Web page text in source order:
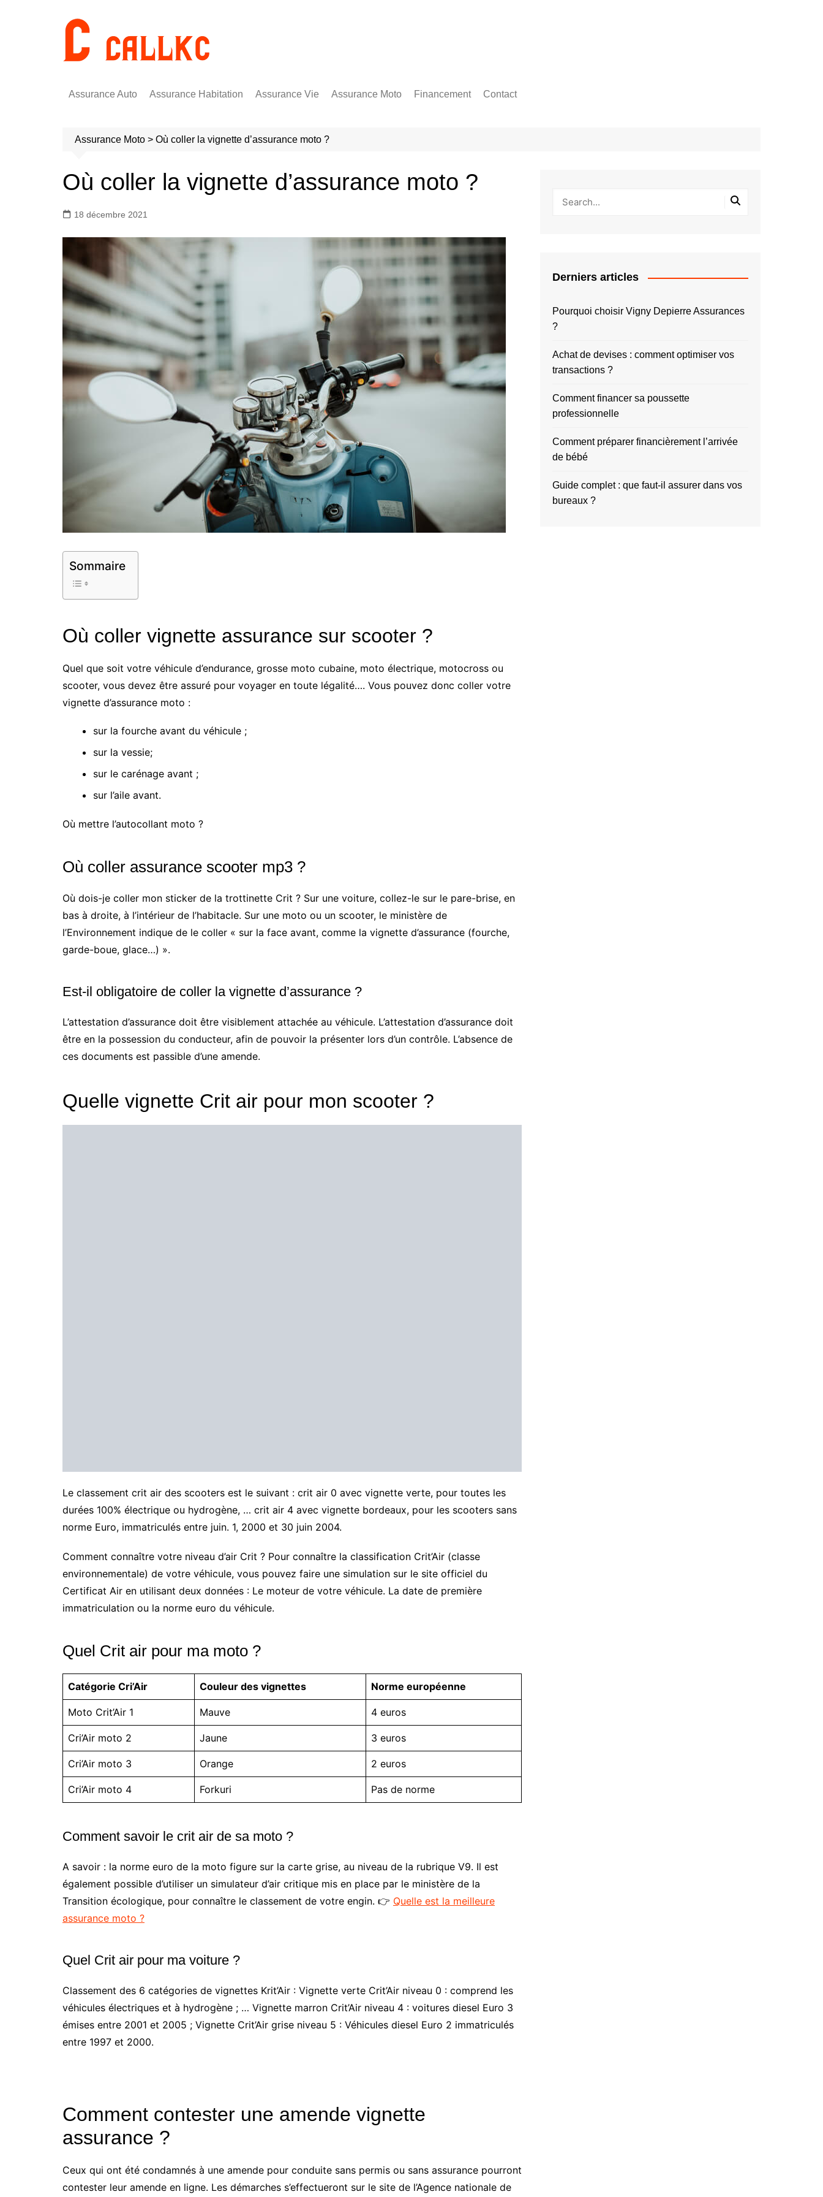
Assurance Auto Assurance Habitation Assurance Vie Assurance Moto Financement Contact
Assurance Moto > Où coller la vignette d’assurance moto ?
Où coller la vignette d’assurance moto ?
18 décembre 2021
Sommaire
Où coller vignette assurance sur scooter ?
Quel que soit votre véhicule d’endurance, grosse moto cubaine, moto électrique, motocross ou
scooter, vous devez être assuré pour voyager en toute légalité…. Vous pouvez donc coller votre
vignette d’assurance moto :
sur la fourche avant du véhicule ;
sur la vessie;
sur le carénage avant ;
sur l’aile avant.
Où mettre l’autocollant moto ?
Où coller assurance scooter mp3 ?
Où dois-je coller mon sticker de la trottinette Crit ? Sur une voiture, collez-le sur le pare-brise, en
bas à droite, à l’intérieur de l’habitacle. Sur une moto ou un scooter, le ministère de
l’Environnement indique de le coller « sur la face avant, comme la vignette d’assurance (fourche,
garde-boue, glace…) ».
Est-il obligatoire de coller la vignette d’assurance ?
L’attestation d’assurance doit être visiblement attachée au véhicule. L’attestation d’assurance doit
être en la possession du conducteur, afin de pouvoir la présenter lors d’un contrôle. L’absence de
ces documents est passible d’une amende.
Quelle vignette Crit air pour mon scooter ?
Le classement crit air des scooters est le suivant : crit air 0 avec vignette verte, pour toutes les
durées 100% électrique ou hydrogène, … crit air 4 avec vignette bordeaux, pour les scooters sans
norme Euro, immatriculés entre juin. 1, 2000 et 30 juin 2004.
Comment connaître votre niveau d’air Crit ? Pour connaître la classification Crit’Air (classe
environnementale) de votre véhicule, vous pouvez faire une simulation sur le site officiel du
Certificat Air en utilisant deux données : Le moteur de votre véhicule. La date de première
immatriculation ou la norme euro du véhicule.
Quel Crit air pour ma moto ?
Catégorie Cri’Air Couleur des vignettes Norme européenne
Moto Crit’Air 1 Mauve 4 euros
Cri’Air moto 2 Jaune 3 euros
Cri’Air moto 3 Orange 2 euros
Cri’Air moto 4 Forkuri Pas de norme
Comment savoir le crit air de sa moto ?
A savoir : la norme euro de la moto figure sur la carte grise, au niveau de la rubrique V9. Il est
également possible d’utiliser un simulateur d’air critique mis en place par le ministère de la
Transition écologique, pour connaître le classement de votre engin. 👉 Quelle est la meilleure
assurance moto ?
Quel Crit air pour ma voiture ?
Classement des 6 catégories de vignettes Krit’Air : Vignette verte Crit’Air niveau 0 : comprend les
véhicules électriques et à hydrogène ; … Vignette marron Crit’Air niveau 4 : voitures diesel Euro 3
émises entre 2001 et 2005 ; Vignette Crit’Air grise niveau 5 : Véhicules diesel Euro 2 immatriculés
entre 1997 et 2000.
Comment contester une amende vignette
assurance ?
Ceux qui ont été condamnés à une amende pour conduite sans permis ou sans assurance pourront
contester leur amende en ligne. Les démarches s’effectueront sur le site de l’Agence nationale de
Derniers articles
Pourquoi choisir Vigny Depierre Assurances
?
Achat de devises : comment optimiser vos
transactions ?
Comment financer sa poussette
professionnelle
Comment préparer financièrement l’arrivée
de bébé
Guide complet : que faut-il assurer dans vos
bureaux ?